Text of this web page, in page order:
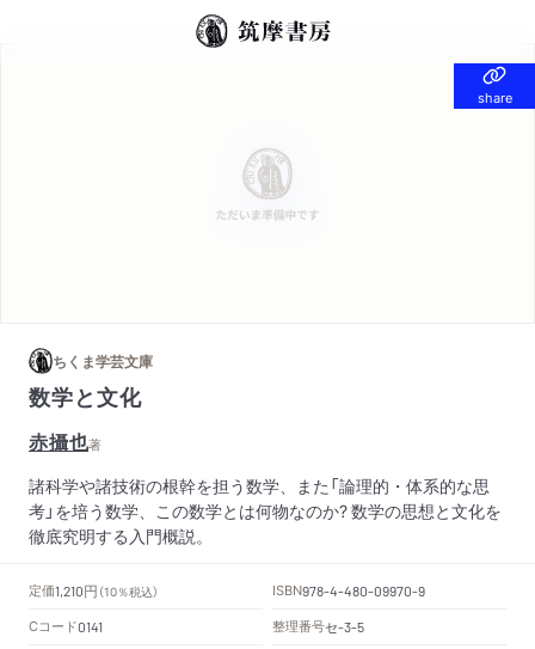
share
share
ちくま学芸文庫
数学と文化
赤攝也著
諸科学や諸技術の根幹を担う数学、また「論理的・体系的な思
考」を培う数学、この数学とは何物なのか? 数学の思想と文化を
徹底究明する入門概説。
定価1,210円 （10％税込） ISBN978-4-480-09970-9
Cコード0141 整理番号セ-3-5